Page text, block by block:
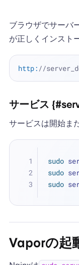
ブラウザでサーバ
が正しくインスト
http: //
サービス
サービスは開始ま
sudo
sudo
sudo
Vaporの起